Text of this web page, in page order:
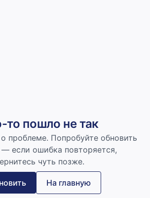
то пошло не так
проблеме. Попробуйте обновить
если ошибка повторяется,
чуть позже.
На главную